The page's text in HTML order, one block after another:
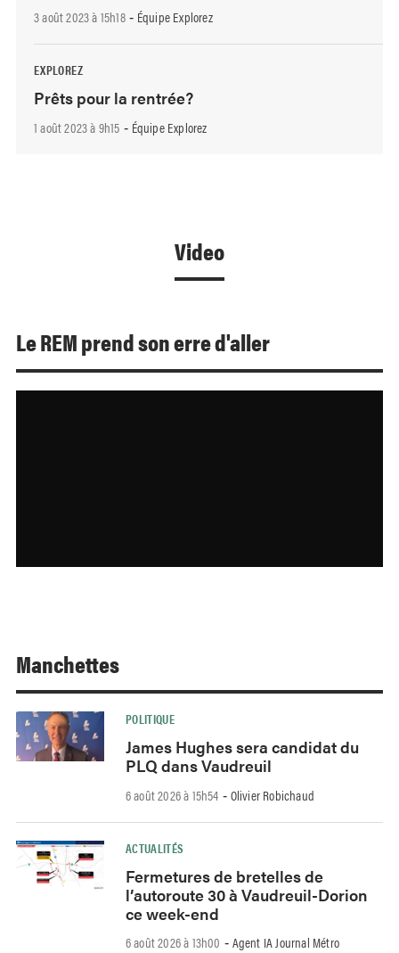
3 août 2023 à 15h18- Équipe Explorez
EXPLOREZ
Prêts pour la rentrée?
1 août 2023 à 9h15 - Équipe Explorez
Video
Le REM prend son erre d'aller
Manchettes
POLITIQUE
James Hughes sera candidat du
PLQ dans Vaudreuil
6 août 2026 à 15h54 - Olivier Robichaud
ACTUALITÉS
Fermetures de bretelles de
l’autoroute 30 à Vaudreuil-Dorion
ce week-end
6 août 2026 à 13h00 - Agent IA Journal Métro